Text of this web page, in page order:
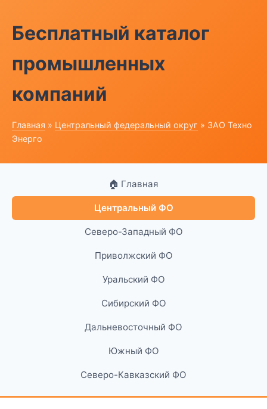
Бесплатный каталог
промышленных
компаний
Главная » Центральный федеральный округ » ЗАО Техно
Энерго
🏠 Главная
Центральный ФО
Северо-Западный ФО
Приволжский ФО
Уральский ФО
Сибирский ФО
Дальневосточный ФО
Южный ФО
Северо-Кавказский ФО